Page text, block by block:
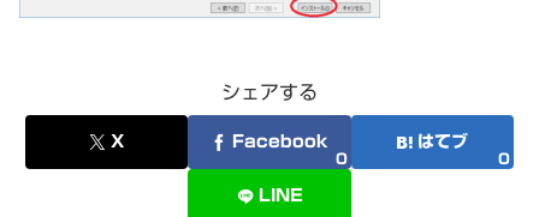
シェアする
X Facebook
0
はてブ
0
LINE